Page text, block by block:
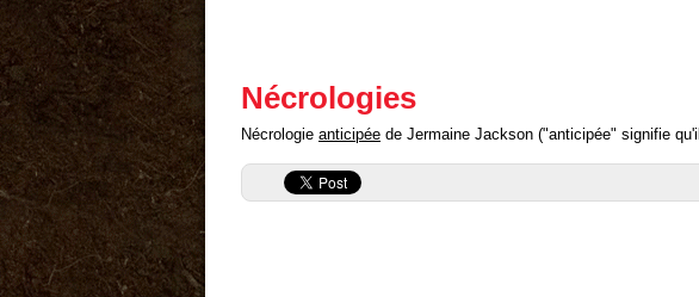
Nécrologies
Nécrologie anticipée de Jermaine Jackson ("anticipée" signifie qu'il